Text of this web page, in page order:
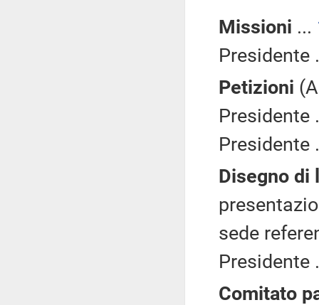
Missioni ...
Presidente
Petizioni
Presidente
Presidente
Disegno di
sede
Presidente
Comitato